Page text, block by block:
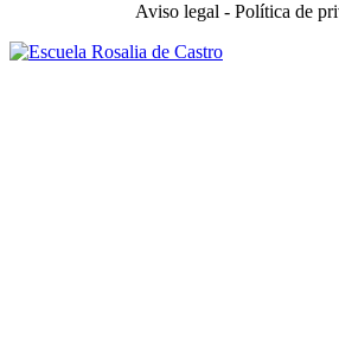
Aviso legal - Política de